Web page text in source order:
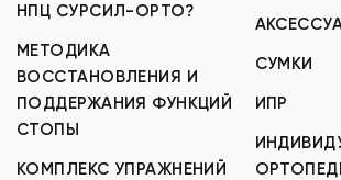
НПЦ СУРСИЛ-ОРТО?
МЕТОДИКА
ВОССТАНОВЛЕНИЯ И
ПОДДЕРЖАНИЯ ФУНКЦИЙ
СТОПЫ
КОМПЛЕКС УПРАЖНЕНИЙ
СУМКИ
ИПР